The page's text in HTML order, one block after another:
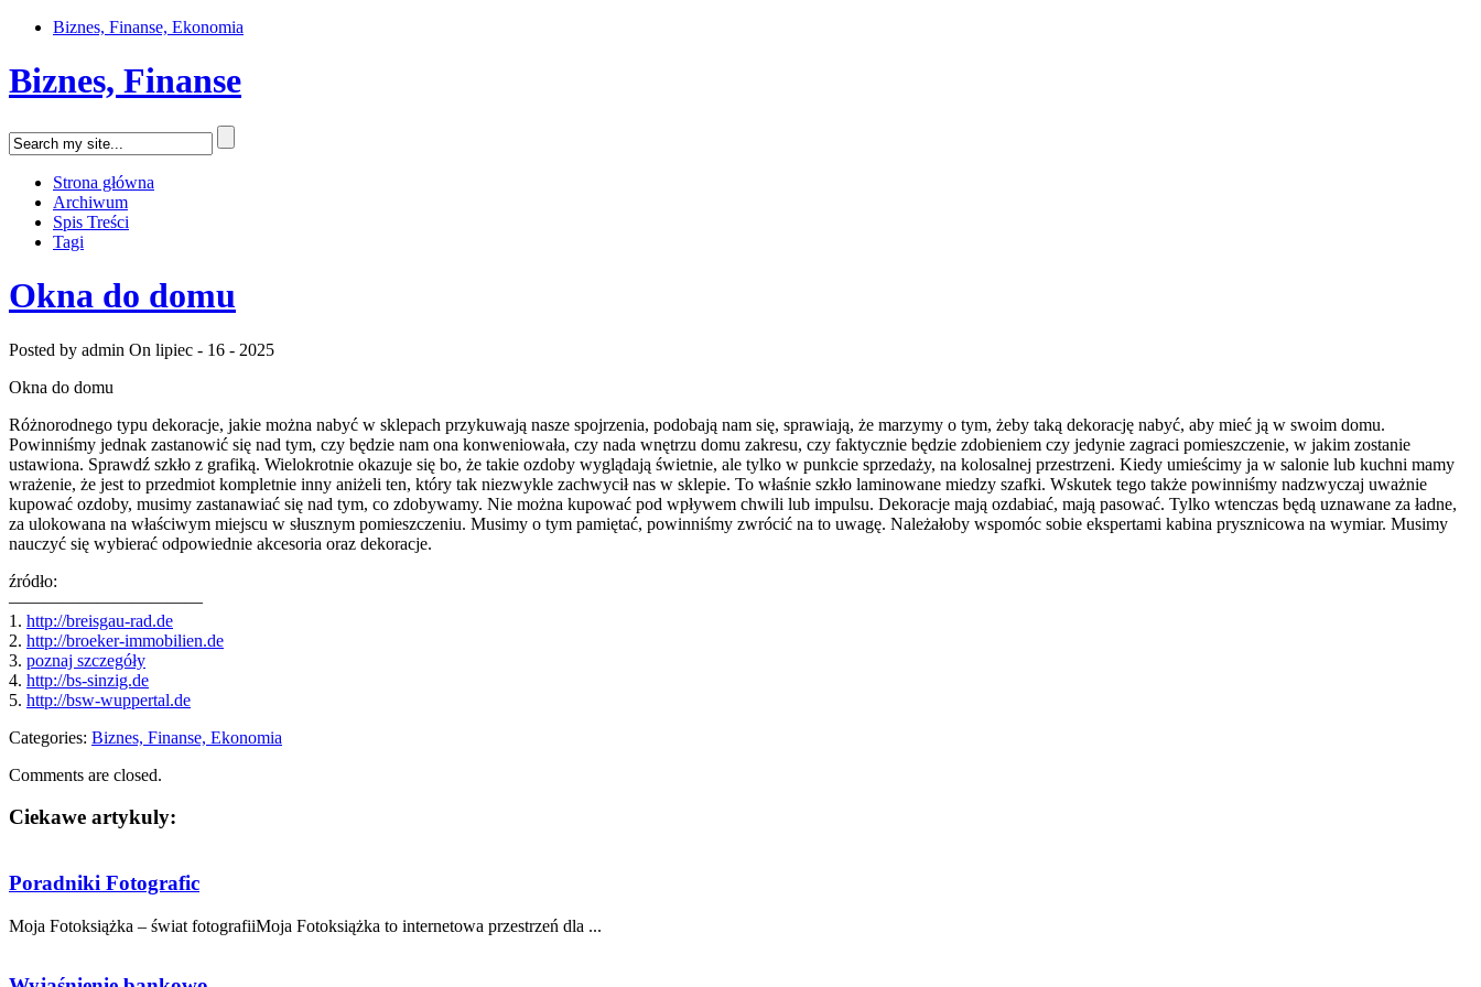
Biznes, Finanse, Ekonomia
Biznes, Finanse
Strona główna
Archiwum
Spis Treści
Tagi
Okna do domu
Posted by admin On lipiec - 16 - 2025
Okna do domu
Różnorodnego typu dekoracje, jakie można nabyć w sklepach przykuwają nasze spojrzenia, podobają nam się, sprawiają, że marzymy o tym, żeby taką dekorację nabyć, aby mieć ją w swoim domu.
Powinniśmy jednak zastanowić się nad tym, czy będzie nam ona konweniowała, czy nada wnętrzu domu zakresu, czy faktycznie będzie zdobieniem czy jedynie zagraci pomieszczenie, w jakim zostanie
ustawiona. Sprawdź szkło z grafiką. Wielokrotnie okazuje się bo, że takie ozdoby wyglądają świetnie, ale tylko w punkcie sprzedaży, na kolosalnej przestrzeni. Kiedy umieścimy ja w salonie lub kuchni mamy
wrażenie, że jest to przedmiot kompletnie inny aniżeli ten, który tak niezwykle zachwycił nas w sklepie. To właśnie szkło laminowane miedzy szafki. Wskutek tego także powinniśmy nadzwyczaj uważnie
kupować ozdoby, musimy zastanawiać się nad tym, co zdobywamy. Nie można kupować pod wpływem chwili lub impulsu. Dekoracje mają ozdabiać, mają pasować. Tylko wtenczas będą uznawane za ładne,
za ulokowana na właściwym miejscu w słusznym pomieszczeniu. Musimy o tym pamiętać, powinniśmy zwrócić na to uwagę. Należałoby wspomóc sobie ekspertami kabina prysznicowa na wymiar. Musimy
nauczyć się wybierać odpowiednie akcesoria oraz dekoracje.
źródło:
———————————
1. http://breisgau-rad.de
2. http://broeker-immobilien.de
3. poznaj szczegóły
4. http://bs-sinzig.de
5. http://bsw-wuppertal.de
Categories: Biznes, Finanse, Ekonomia
Comments are closed.
Ciekawe artykuly:
Poradniki Fotografic
Moja Fotoksiążka – świat fotografiiMoja Fotoksiążka to internetowa przestrzeń dla ...